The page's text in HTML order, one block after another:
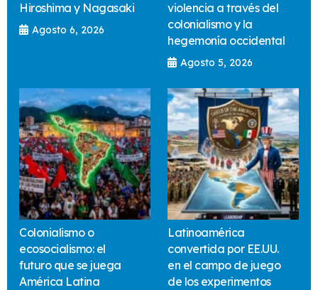
Hiroshima y Nagasaki
Agosto 6, 2026
violencia a través del
colonialismo y la
hegemonía occidental
Agosto 5, 2026
Colonialismo o
ecosocialismo: el
futuro que se juega
América Latina
Latinoamérica
convertida por EE.UU.
en el campo de juego
de los experimentos